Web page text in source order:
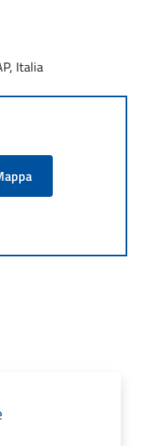
Italia